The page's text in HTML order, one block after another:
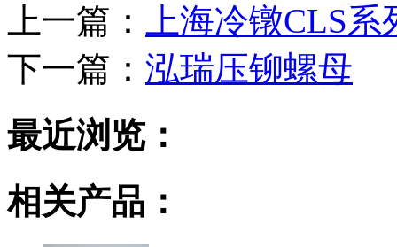
上一篇：
上海冷镦CLS
下一篇： 泓瑞压铆螺母
最近浏览：
相关产品：